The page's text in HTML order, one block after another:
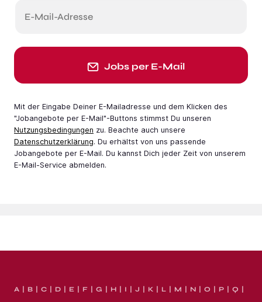
E-Mail-Adresse
Jobs per E-Mail
Mit der Eingabe Deiner E-Mail­adresse und dem Klicken des
"Jobangebote per E-Mail"-Buttons stimmst Du unseren
Nutzungsbedingungen zu. Beachte auch unsere
Datenschutzerklärung. Du erhältst von uns passende
Jobangebote per E-Mail. Du kannst Dich jeder Zeit von unserem
E-Mail-Service abmelden.
A B C D E F G H I J K L M N O P Q